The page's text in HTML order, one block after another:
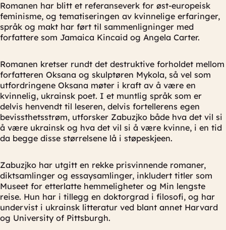
Romanen har blitt et referanseverk for øst-europeisk
feminisme, og tematiseringen av kvinnelige erfaringer,
språk og makt har ført til sammenligninger med
forfattere som Jamaica Kincaid og Angela Carter.
Romanen kretser rundt det destruktive forholdet mellom
forfatteren Oksana og skulptøren Mykola, så vel som
utfordringene Oksana møter i kraft av å være en
kvinnelig, ukrainsk poet. I et muntlig språk som er
delvis henvendt til leseren, delvis fortellerens egen
bevissthetsstrøm, utforsker Zabuzjko både hva det vil si
å være ukrainsk og hva det vil si å være kvinne, i en tid
da begge disse størrelsene lå i støpeskjeen.
Zabuzjko har utgitt en rekke prisvinnende romaner,
diktsamlinger og essaysamlinger, inkludert titler som
Museet for etterlatte hemmeligheter og Min lengste
reise. Hun har i tillegg en doktorgrad i filosofi, og har
undervist i ukrainsk litteratur ved blant annet Harvard
og University of Pittsburgh.